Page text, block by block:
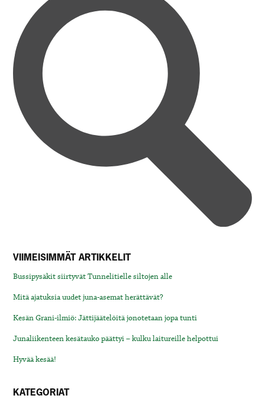
VIIMEISIMMÄT ARTIKKELIT
Bussipysäkit siirtyvät Tunnelitielle siltojen alle
Mitä ajatuksia uudet juna-asemat herättävät?
Kesän Grani-ilmiö: Jättijäätelöitä jonotetaan jopa tunti
Junaliikenteen kesätauko päättyi – kulku laitureille helpottui
Hyvää kesää!
KATEGORIAT